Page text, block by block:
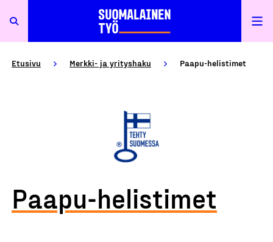
Etusivu Merkki- ja yrityshaku Paapu-helistimet
Paapu-helistimet